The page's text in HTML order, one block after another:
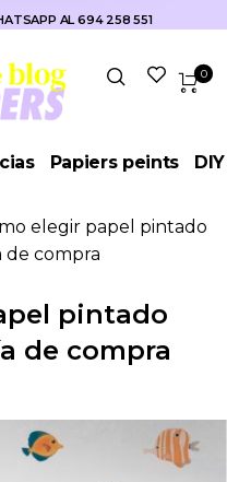
AL 694 258 551
0
Papiers peints DIY
elegir papel pintado
de compra
pintado
de compra